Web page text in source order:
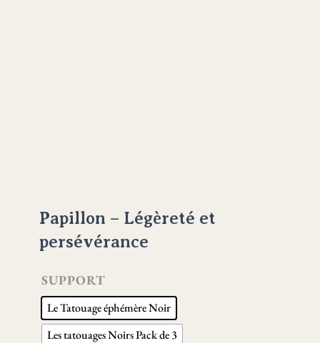
Papillon – Légèreté et
persévérance
SUPPORT
Le Tatouage éphémère Noir
Les tatouages Noirs Pack de 3